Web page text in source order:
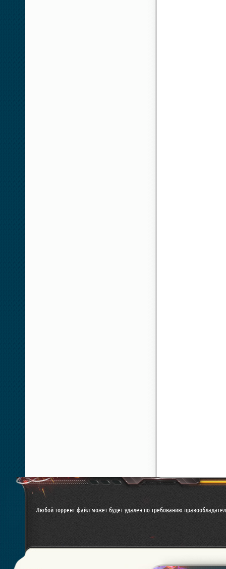
Любой торрент файл может будет удален по требованию